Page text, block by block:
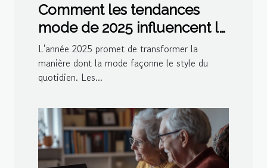
Comment les tendances
mode de 2025 influencent le
style quotidien
L'année 2025 promet de transformer la
manière dont la mode façonne le style du
quotidien. Les...